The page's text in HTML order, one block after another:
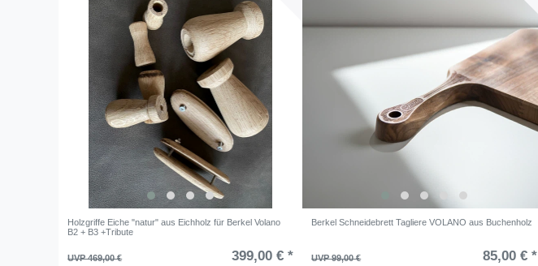
Holzgriffe Eiche "natur" aus Eichholz für Berkel Volano
B2 + B3 +Tribute
UVP 469,00 € 399,00 € *
Berkel Schneidebrett Tagliere VOLANO aus Buchenholz
UVP 99,00 € 85,00 € *